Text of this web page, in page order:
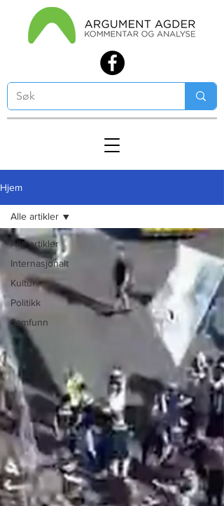
Hjem
Alle artikler
Internasjonalt
Kultur
Politikk
Samfunn
Alle artikler